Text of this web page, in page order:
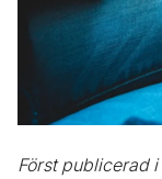
Först publicerad i